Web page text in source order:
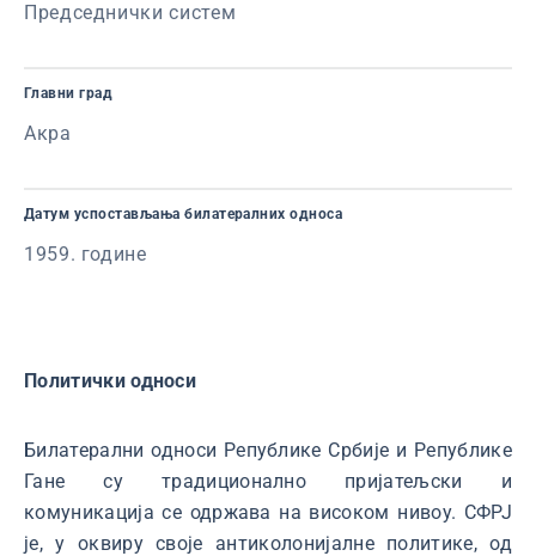
Председнички систем
Главни град
Акра
Датум успостављања билатералних односа
1959. године
Политички односи
Билатерални односи Републике Србије и Републике
Гане су традиционално пријатељски и
комуникација се одржава на високом нивоу. СФРЈ
је, у оквиру своје антиколонијалне политике, од